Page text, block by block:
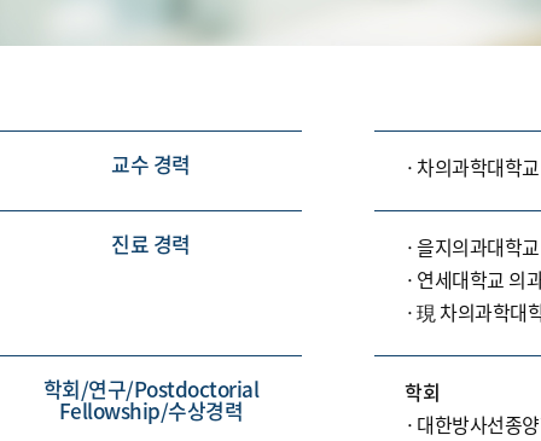
교수 경력 차의과학대학교
진료 경력
을지의과대학
연세대학교 의
現 차의과학대
학회/연구/Postdoctorial
Fellowship/수상경력
학회
대한방사선종